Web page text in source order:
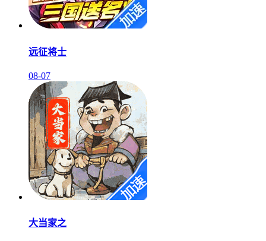
远征将士
08-07
大当家之